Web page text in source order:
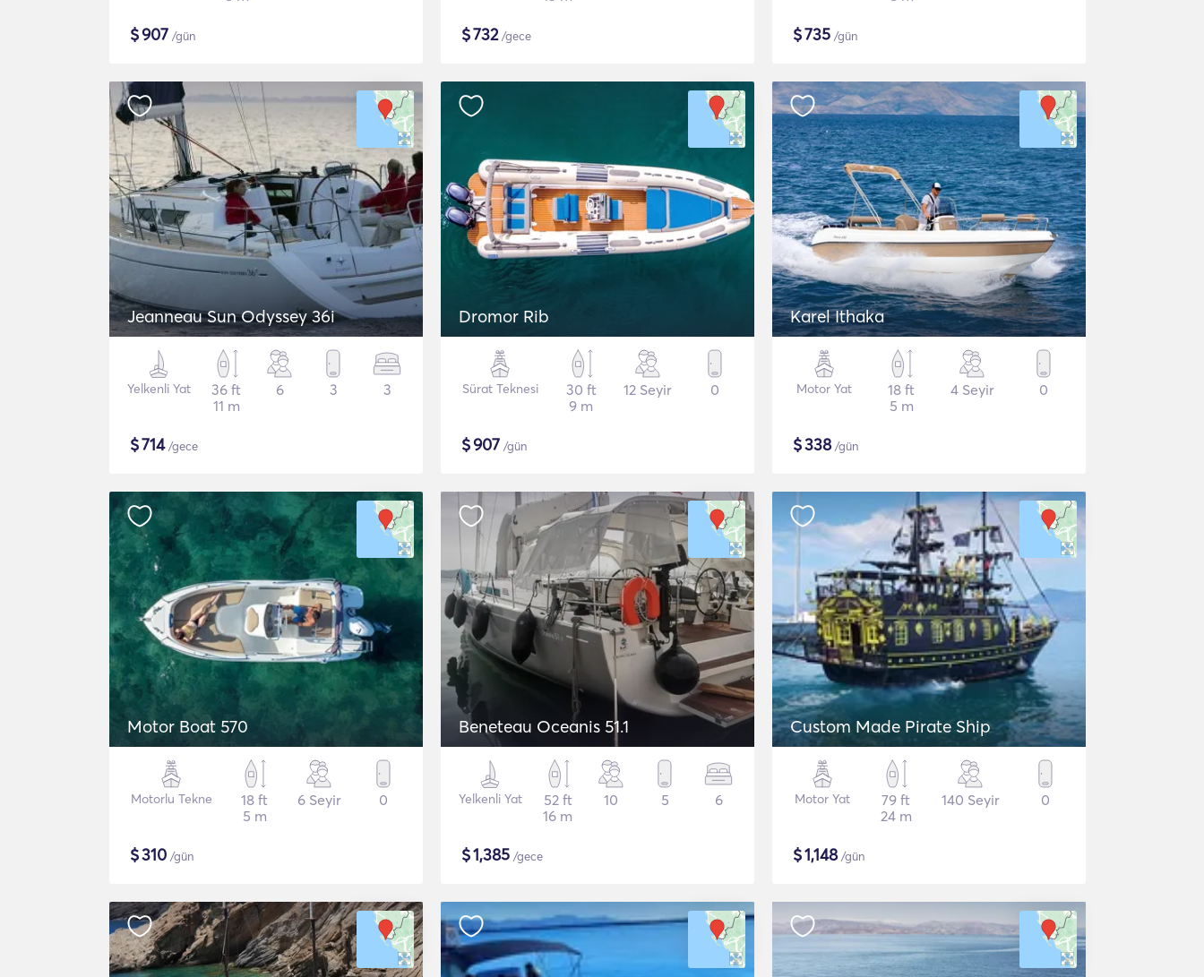
$907 /gün $732/gece $735 /gün
Jeanneau Sun Odyssey 36i
Yelkenli Yat
36 ft
11 m
6 3 3
$714/gece
Dromor Rib
Sürat Teknesi
30 ft
9 m
12 Seyir 0
$907 /gün
Karel Ithaka
Motor Yat
18 ft
5 m
4 Seyir 0
$338/gün
Motor Boat 570
Motorlu Tekne
18 ft
5 m
6 Seyir 0
$310 /gün
Beneteau Oceanis 51.1
Yelkenli Yat
52 ft
16 m
10 5 6
$1,385 /gece
Custom Made Pirate Ship
Motor Yat
79 ft
24 m
140 Seyir 0
$1,148/gün